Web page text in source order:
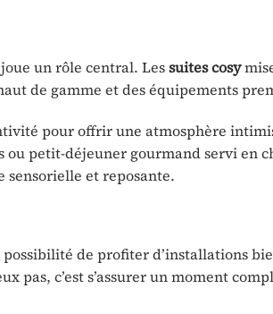
un rôle central. Lessuites cosy
de gamme et des équipements
pour offrir une atmosphère
petit-déjeuner gourmand servi en
et reposante.
possibilité de profiter d’installations
pas, c’est s’assurer un moment